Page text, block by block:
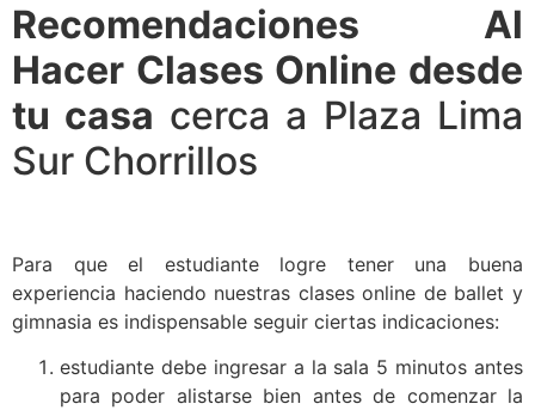
Recomendaciones Al
Hacer Clases Online desde
tu casa cerca a Plaza Lima
Sur Chorrillos
Para que el estudiante logre tener una buena
experiencia haciendo nuestras clases online de ballet y
gimnasia es indispensable seguir ciertas indicaciones:
estudiante debe ingresar a la sala 5 minutos antes
para poder alistarse bien antes de comenzar la